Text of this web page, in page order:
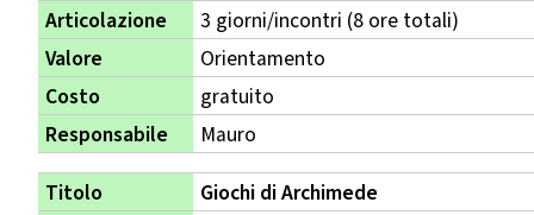
Articolazione
3 giorni/incontri (8 ore totali)
Valore
Orientamento
Costo
gratuito
Responsabile
Mauro
Titolo
Giochi di Archimede